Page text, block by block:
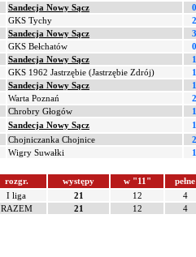
Sandecja Nowy Sącz
GKS Tychy
Sandecja Nowy Sącz
GKS Bełchatów
Sandecja Nowy Sącz
GKS 1962 Jastrzębie (Jastrzębie Zdrój)
Sandecja Nowy Sącz
Warta Poznań
Chrobry Głogów
Sandecja Nowy Sącz
Chojniczanka Chojnice
Wigry Suwałki
rozgr. występy w "11"
pełne
I liga 21 12
4
RAZEM 21 12 4